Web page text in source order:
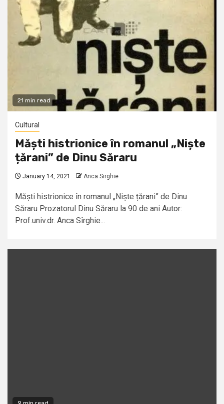
21 min read
Cultural
Măști histrionice în romanul „Niște
țărani” de Dinu Săraru
January 14, 2021 Anca Sirghie
Măști histrionice în romanul „Niște țărani” de Dinu
Săraru Prozatorul Dinu Săraru la 90 de ani Autor:
Prof.univ.dr. Anca Sîrghie...